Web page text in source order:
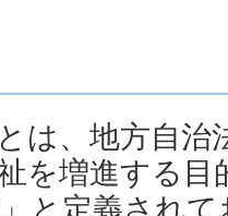
は、地方自治
を増進する
と定義され